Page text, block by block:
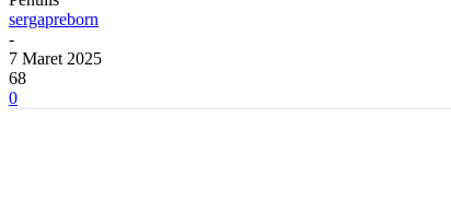
sergapreborn
-
7 Maret 2025
68
0